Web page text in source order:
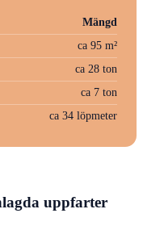
Mängd
ca 95 m²
ca 28 ton
ca 7 ton
ca 34 löpmeter
uppfarter